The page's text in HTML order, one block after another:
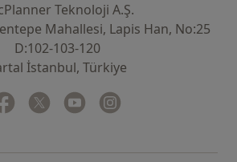
Teknoloji A.Ş.
Mahallesi, Lapis Han, No:25
D:102-103-120
İstanbul, Türkiye
Facebook
yeni bir sekmede açılır
Twitter
yeni bir sekmede açılır
Youtube
yeni bir sekmede açılır